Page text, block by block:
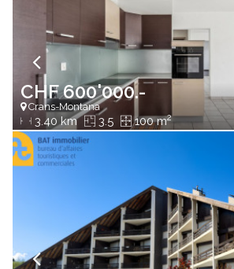
CHF 600'000.-
Crans-Montana
3.40 km 3.5 100 m2